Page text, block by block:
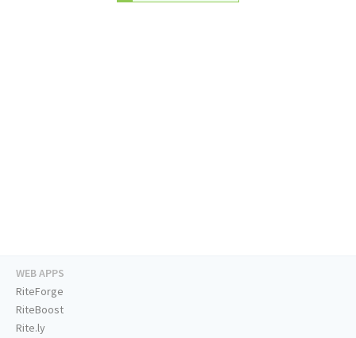
WEB APPS
RiteForge
RiteBoost
Rite.ly